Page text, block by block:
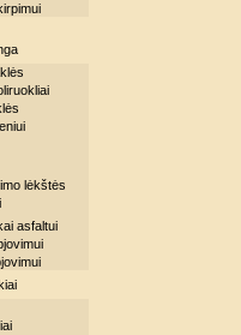
lėkštės
asfaltui